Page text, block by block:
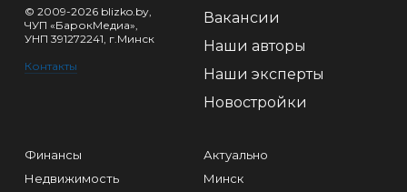
© 2009-2026 blizko.by,
ЧУП «БарокМедиа»,
УНП 391272241, г.Минск
Контакты
Вакансии
Наши авторы
Наши эксперты
Новостройки
Финансы
Недвижимость
Актуально
Минск